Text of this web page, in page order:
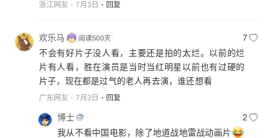
浙江网友 7月3日 回复
欢乐马
7
不会有好片子没人看，主要还是拍的太烂。以前的烂
片有人看，胜在演员是当时当红明星以前也有过硬的
片子，现在都是过气的老人再去演，谁还想看
广东网友 7月3日 回复
博士
2
我从不看中国电影，除了地道战地雷战动画片